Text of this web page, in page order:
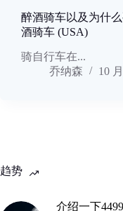
醉酒骑车以及为什
酒骑车 (USA)
骑自行车在...
乔纳森
10
趋势
介绍一下